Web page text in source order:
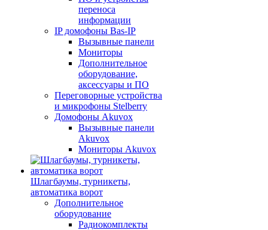
переноса
информации
IP домофоны Bas-IP
Вызывные панели
Мониторы
Дополнительное
оборудование,
аксессуары и ПО
Переговорные устройства
и микрофоны Stelberry
Домофоны Akuvox
Вызывные панели
Akuvox
Мониторы Akuvox
Шлагбаумы, турникеты,
автоматика ворот
Дополнительное
оборудование
Радиокомплекты